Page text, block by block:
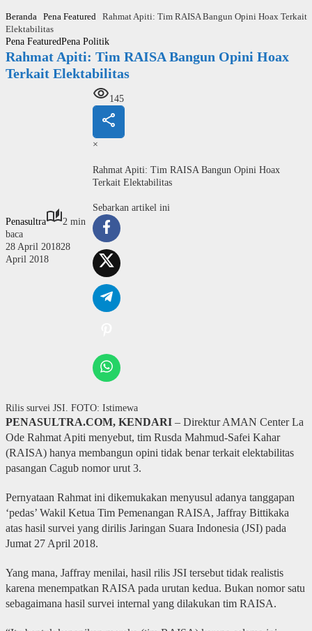
ke
konten
Beranda Pena Featured
Rahmat Apiti: Tim RAISA Bangun Opini Hoax Terkait
Elektabilitas
Pena FeaturedPena Politik
Rahmat Apiti: Tim RAISA Bangun Opini Hoax
Terkait Elektabilitas
Penasultra
2 min
baca
28 April 201828
April 2018
145
×
Rahmat Apiti: Tim RAISA Bangun Opini Hoax
Terkait Elektabilitas
Sebarkan artikel ini
Rilis survei JSI. FOTO: Istimewa
PENASULTRA.COM, KENDARI– Direktur AMAN Center La
Ode Rahmat Apiti menyebut, tim Rusda Mahmud-Safei Kahar
(RAISA) hanya membangun opini tidak benar terkait elektabilitas
pasangan Cagub nomor urut 3.
Pernyataan Rahmat ini dikemukakan menyusul adanya tanggapan
‘pedas’ Wakil Ketua Tim Pemenangan RAISA, Jaffray Bittikaka
atas hasil survei yang dirilis Jaringan Suara Indonesia (JSI) pada
Jumat 27 April 2018.
Yang mana, Jaffray menilai, hasil rilis JSI tersebut tidak realistis
karena menempatkan RAISA pada urutan kedua. Bukan nomor satu
sebagaimana hasil survei internal yang dilakukan tim RAISA.